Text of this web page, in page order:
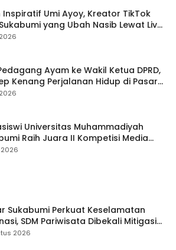
Inspiratif Umi Ayoy, Kreator TikTok
yang Ubah Nasib Lewat Live
Ayam ke Wakil Ketua DPRD,
Kenang Perjalanan Hidup di Pasar
Universitas Muhammadiyah
Raih Juara II Kompetisi Media
Digital Tingkat Internasional
Sukabumi Perkuat Keselamatan
SDM Pariwisata Dibekali Mitigasi
Teknik Evakuasi
2026